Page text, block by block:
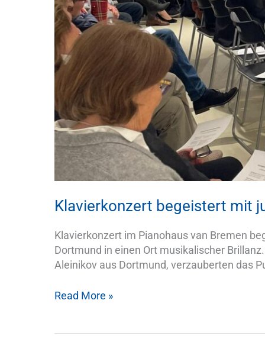
Klavierkonzert begeistert mit
Klavierkonzert im Pianohaus van Bremen
Dortmund in einen Ort musikalischer
Aleinikov aus Dortmund, verzauberten das
Read More »